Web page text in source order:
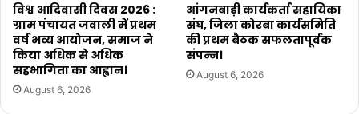
विश्व आदिवासी दिवस 2026 :
ग्राम पंचायत जवाली में प्रथम
वर्ष भव्य आयोजन, समाज ने
किया अधिक से अधिक
सहभागिता का आह्वान।
August 6, 2026
आंगनबाड़ी कार्यकर्ता सहायिका
संघ, जिला कोरबा कार्यसमिति
की प्रथम बैठक सफलतापूर्वक
संपन्न।
August 6, 2026